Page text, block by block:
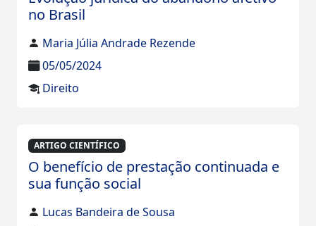
no Brasil
Maria Júlia Andrade Rezende
05/05/2024
Direito
ARTIGO CIENTÍFICO
O benefício de prestação continuada e
sua função social
Lucas Bandeira de Sousa